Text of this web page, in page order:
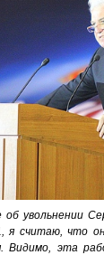
увольнении
я считаю, что
Видимо, эта